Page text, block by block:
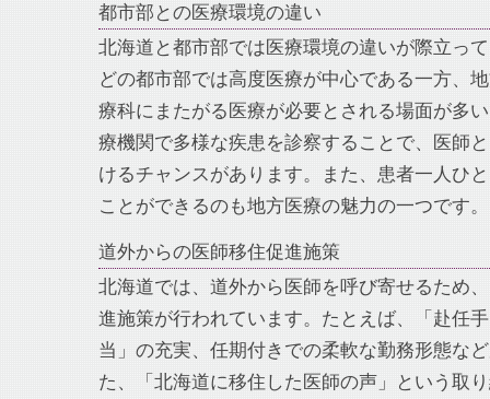
都市部との医療環境の違い
北海道と都市部では医療環境の違いが際立っ
どの都市部では高度医療が中心である一方、
療科にまたがる医療が必要とされる場面が多
療機関で多様な疾患を診察することで、医師
けるチャンスがあります。また、患者一人ひ
ことができるのも地方医療の魅力の一つです。
道外からの医師移住促進施策
北海道では、道外から医師を呼び寄せるため
進施策が行われています。たとえば、「赴任
当」の充実、任期付きでの柔軟な勤務形態な
た、「北海道に移住した医師の声」という取